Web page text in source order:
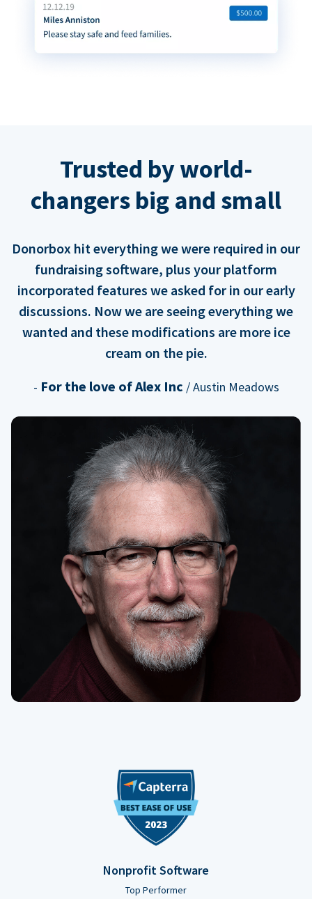
Trusted by world-
changers big and small
Donorbox hit everything we were required in our
fundraising software, plus your platform
incorporated features we asked for in our early
discussions. Now we are seeing everything we
wanted and these modifications are more ice
cream on the pie.
- For the love of Alex Inc / Austin Meadows
Nonprofit Software
Top Performer